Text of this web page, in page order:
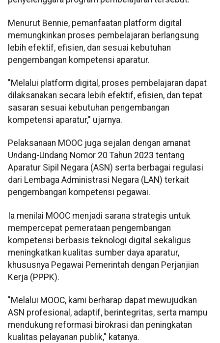
Menurut Bennie, pemanfaatan platform digital
memungkinkan proses pembelajaran berlangsung
lebih efektif, efisien, dan sesuai kebutuhan
pengembangan kompetensi aparatur.
"Melalui platform digital, proses pembelajaran dapat
dilaksanakan secara lebih efektif, efisien, dan tepat
sasaran sesuai kebutuhan pengembangan
kompetensi aparatur," ujarnya.
Pelaksanaan MOOC juga sejalan dengan amanat
Undang-Undang Nomor 20 Tahun 2023 tentang
Aparatur Sipil Negara (ASN) serta berbagai regulasi
dari Lembaga Administrasi Negara (LAN) terkait
pengembangan kompetensi pegawai.
Ia menilai MOOC menjadi sarana strategis untuk
mempercepat pemerataan pengembangan
kompetensi berbasis teknologi digital sekaligus
meningkatkan kualitas sumber daya aparatur,
khususnya Pegawai Pemerintah dengan Perjanjian
Kerja (PPPK).
"Melalui MOOC, kami berharap dapat mewujudkan
ASN profesional, adaptif, berintegritas, serta mampu
mendukung reformasi birokrasi dan peningkatan
kualitas pelayanan publik," katanya.